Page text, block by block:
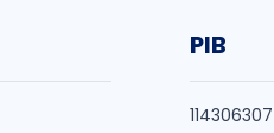
PIB
114306307